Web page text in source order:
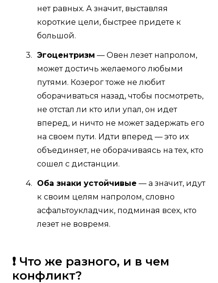
нет равных. А значит, выставляя
короткие цели, быстрее придете к
большой.
Эгоцентризм — Овен лезет напролом,
может достичь желаемого любыми
путями. Козерог тоже не любит
оборачиваться назад, чтобы посмотреть,
не отстал ли кто или упал, он идет
вперед, и ничто не может задержать его
на своем пути. Идти вперед — это их
объединяет, не оборачиваясь на тех, кто
сошел с дистанции.
Оба знаки устойчивые — а значит, идут
к своим целям напролом, словно
асфальтоукладчик, подминая всех, кто
лезет не вовремя.
❗ Что же разного, и в чем
конфликт?